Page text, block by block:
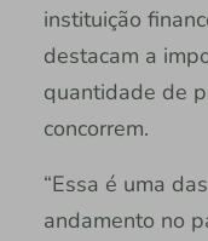
instituição
destacam a
quantidade de
concorrem.
“Essa é uma
andamento no